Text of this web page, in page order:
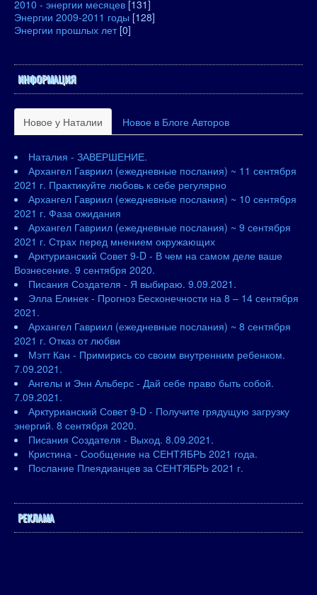
2010 - энергии месяцев [131]
Энергии 2009-2011 годы [128]
Энергии прошлых лет [0]
ИНФОРМАЦИЯ
Новое у Наталии Новое в Блоге Авторов
Наталия - ЗАВЕРШЕНИЕ.
Архангел Гавриил (ежедневные послания) ~ 11 сентября
2021 г. Практикуйте любовь к себе регулярно
Архангел Гавриил (ежедневные послания) ~ 10 сентября
2021 г. Фаза ожидания
Архангел Гавриил (ежедневные послания) ~ 9 сентября
2021 г. Страх перед мнением окружающих
Арктурианский Совет 9-D - В чем на самом деле ваше
Вознесение. 9 сентября 2020.
Писания Создателя - Я выбираю. 9.09.2021.
Элла Елинек - Прогноз Бесконечности на 8 – 14 сентября
2021.
Архангел Гавриил (ежедневные послания) ~ 8 сентября
2021 г. Отказ от любви
Мэтт Кан - Примирись со своим внутренним ребенком.
7.09.2021.
Ангелы и Энн Альберс - Дай себе право быть собой.
7.09.2021.
Арктурианский Совет 9-D - Получите грядущую загрузку
энергий. 8 сентября 2020.
Писания Создателя - Выход. 8.09.2021.
Кристина - Сообщение на СЕНТЯБРЬ 2021 года.
Послание Плеядианцев за СЕНТЯБРЬ 2021 г.
РЕКЛАМА